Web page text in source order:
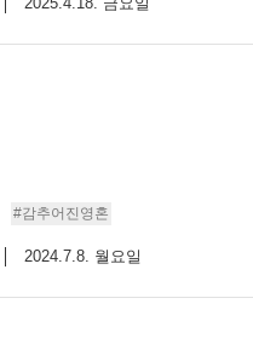
#감추어진영혼
2024.7.8. 월요일